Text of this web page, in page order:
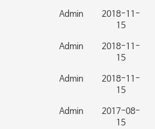
Admin
2018-11-
15
Admin
2018-11-
15
Admin
2018-11-
15
Admin
2017-08-
15